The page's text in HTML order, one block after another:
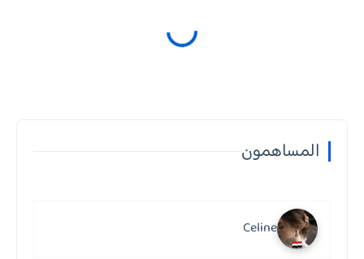
المساهمون
Celine